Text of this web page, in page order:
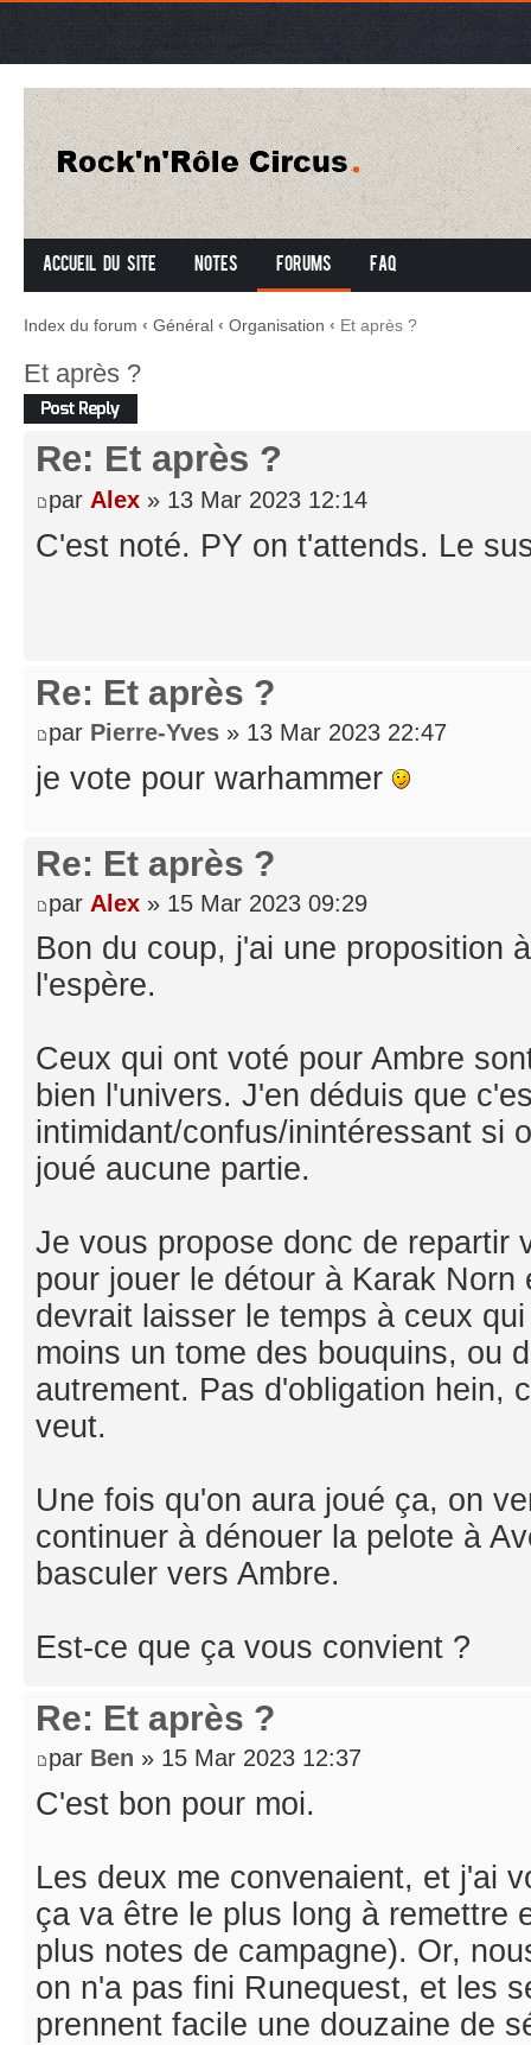
Accueil du site Notes Forums FAQ
Index du forum ‹ Général ‹ Organisation ‹ Et après ?
Et après ?
Répondre
Re: Et après ?
par Alex » 13 Mar 2023 12:14
C'est noté. PY on t'attends. Le
Re: Et après ?
par Pierre-Yves » 13 Mar 2023 22:47
je vote pour warhammer
Re: Et après ?
par Alex » 15 Mar 2023 09:29
Bon du coup, j'ai une proposition
l'espère.
Ceux qui ont voté pour Ambre
bien l'univers. J'en déduis que
intimidant/confus/inintéressant si
joué aucune partie.
Je vous propose donc de repartir
pour jouer le détour à Karak
devrait laisser le temps à ceux
moins un tome des bouquins, ou
autrement. Pas d'obligation hein,
veut.
Une fois qu'on aura joué ça, on
continuer à dénouer la pelote à
basculer vers Ambre.
Est-ce que ça vous convient ?
Re: Et après ?
par Ben » 15 Mar 2023 12:37
C'est bon pour moi.
Les deux me convenaient, et j'ai
ça va être le plus long à remettre
plus notes de campagne). Or,
on n'a pas fini Runequest, et les
prennent facile une douzaine de